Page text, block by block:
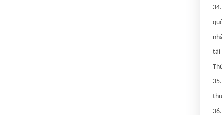
tải